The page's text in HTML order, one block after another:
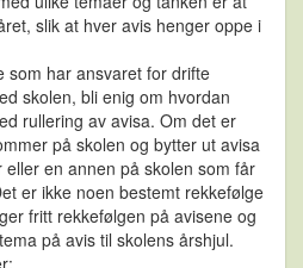
slik at hver avis henger oppe i
som har ansvaret for drifte
skolen, bli enig om hvordan
rullering av avisa. Om det er
på skolen og bytter ut avisa
en annen på skolen som får
er ikke noen bestemt rekkefølge
fritt rekkefølgen på avisene og
på avis til skolens årshjul.